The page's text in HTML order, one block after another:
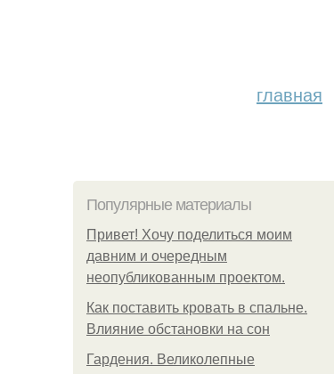
главная
Популярные материалы
Привет! Хочу поделиться моим
давним и очередным
неопубликованным проектом.
Как поставить кровать в спальне.
Влияние обстановки на сон
Гардения. Великолепные